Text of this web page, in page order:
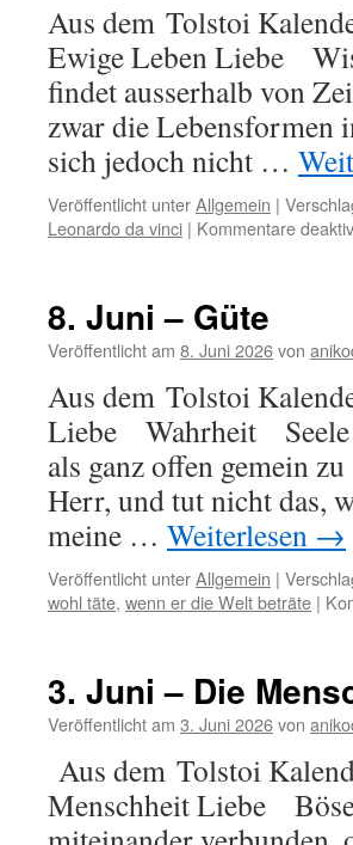
Aus dem Tolstoi
Ewige Leben Liebe
findet ausserhalb von
zwar die Lebensformen
sich jedoch nicht …
Veröffentlicht unterAllgemein |
Leonardo da vinci | Kommentare
8. Juni – Güte
Veröffentlicht am 8. Juni 2026von
Aus dem Tolstoi
Liebe Wahrheit Seele
als ganz offen gemein
Herr, und tut nicht das,
meine … Weiterlesen →
Veröffentlicht unterAllgemein |
wohl täte, wenn er die Welt beträte |
3. Juni – Die
Veröffentlicht am 3. Juni 2026von
Aus dem Tolstoi
Menschheit Liebe